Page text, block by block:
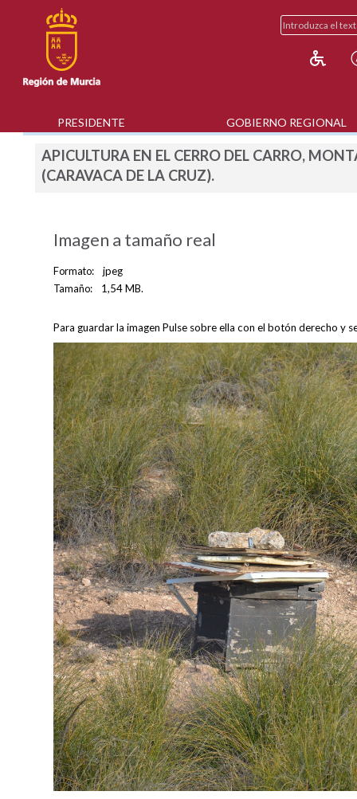
PRESIDENTE GOBIERNO REGIONAL
APICULTURA EN EL CERRO DEL CARRO,
(CARAVACA DE LA CRUZ).
Imagen a tamaño real
Formato:
jpeg
Tamaño:
1,54 MB.
Para guardar la imagen Pulse sobre ella con el botón derecho y